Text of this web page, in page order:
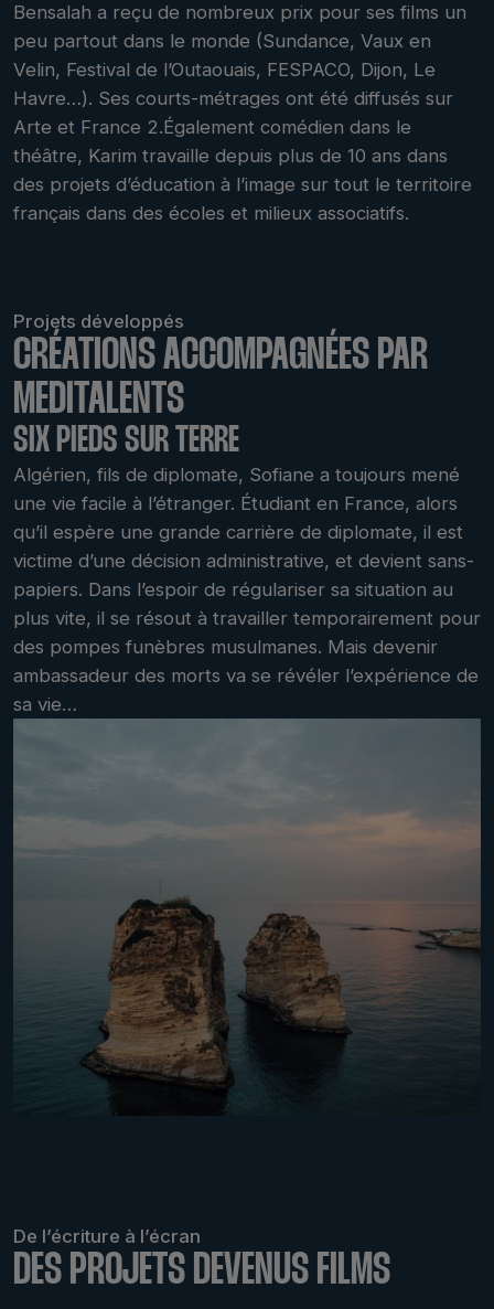
Bensalah a reçu de nombreux prix pour ses films un
peu partout dans le monde (Sundance, Vaux en
Velin, Festival de l’Outaouais, FESPACO, Dijon, Le
Havre…). Ses courts-métrages ont été diffusés sur
Arte et France 2.Également comédien dans le
théâtre, Karim travaille depuis plus de 10 ans dans
des projets d’éducation à l’image sur tout le territoire
français dans des écoles et milieux associatifs.
Projets développés
CRÉATIONS ACCOMPAGNÉES PAR
MEDITALENTS
SIX PIEDS SUR TERRE
Algérien, fils de diplomate, Sofiane a toujours mené
une vie facile à l’étranger. Étudiant en France, alors
qu’il espère une grande carrière de diplomate, il est
victime d’une décision administrative, et devient sans-
papiers. Dans l’espoir de régulariser sa situation au
plus vite, il se résout à travailler temporairement pour
des pompes funèbres musulmanes. Mais devenir
ambassadeur des morts va se révéler l’expérience de
sa vie…
De l’écriture à l’écran
DES PROJETS DEVENUS FILMS